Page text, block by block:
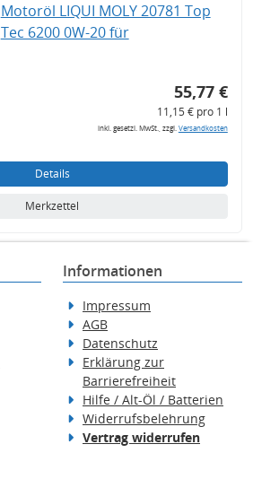
Motoröl LIQUI MOLY 20781 Top
Tec 6200 0W-20 für
55,77 €
11,15 € pro 1 l
inkl. gesetzl. MwSt., zzgl.Versandkosten
Details
Merkzettel
Informationen
Impressum
AGB
Datenschutz
Erklärung zur
Barrierefreiheit
Hilfe / Alt-Öl / Batterien
Widerrufsbelehrung
Vertrag widerrufen